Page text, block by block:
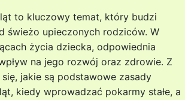
to kluczowy temat, który budzi
świeżo upieczonych rodziców. W
życia dziecka, odpowiednia
na jego rozwój oraz zdrowie. Z
jakie są podstawowe zasady
kiedy wprowadzać pokarmy stałe, a